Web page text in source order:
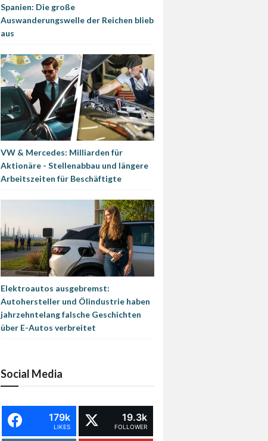
Spanien: Die große
Auswanderungswelle der Reichen blieb
aus
VW & Mercedes: Milliarden für
Aktionäre - Stellenabbau und längere
Arbeitszeiten für Beschäftigte
Elektroautos ausgebremst:
Autohersteller und Ölindustrie haben
jahrzehntelang falsche Geschichten
über E-Autos verbreitet
Social Media
179k
LIKES
19.3k
FOLLOWER